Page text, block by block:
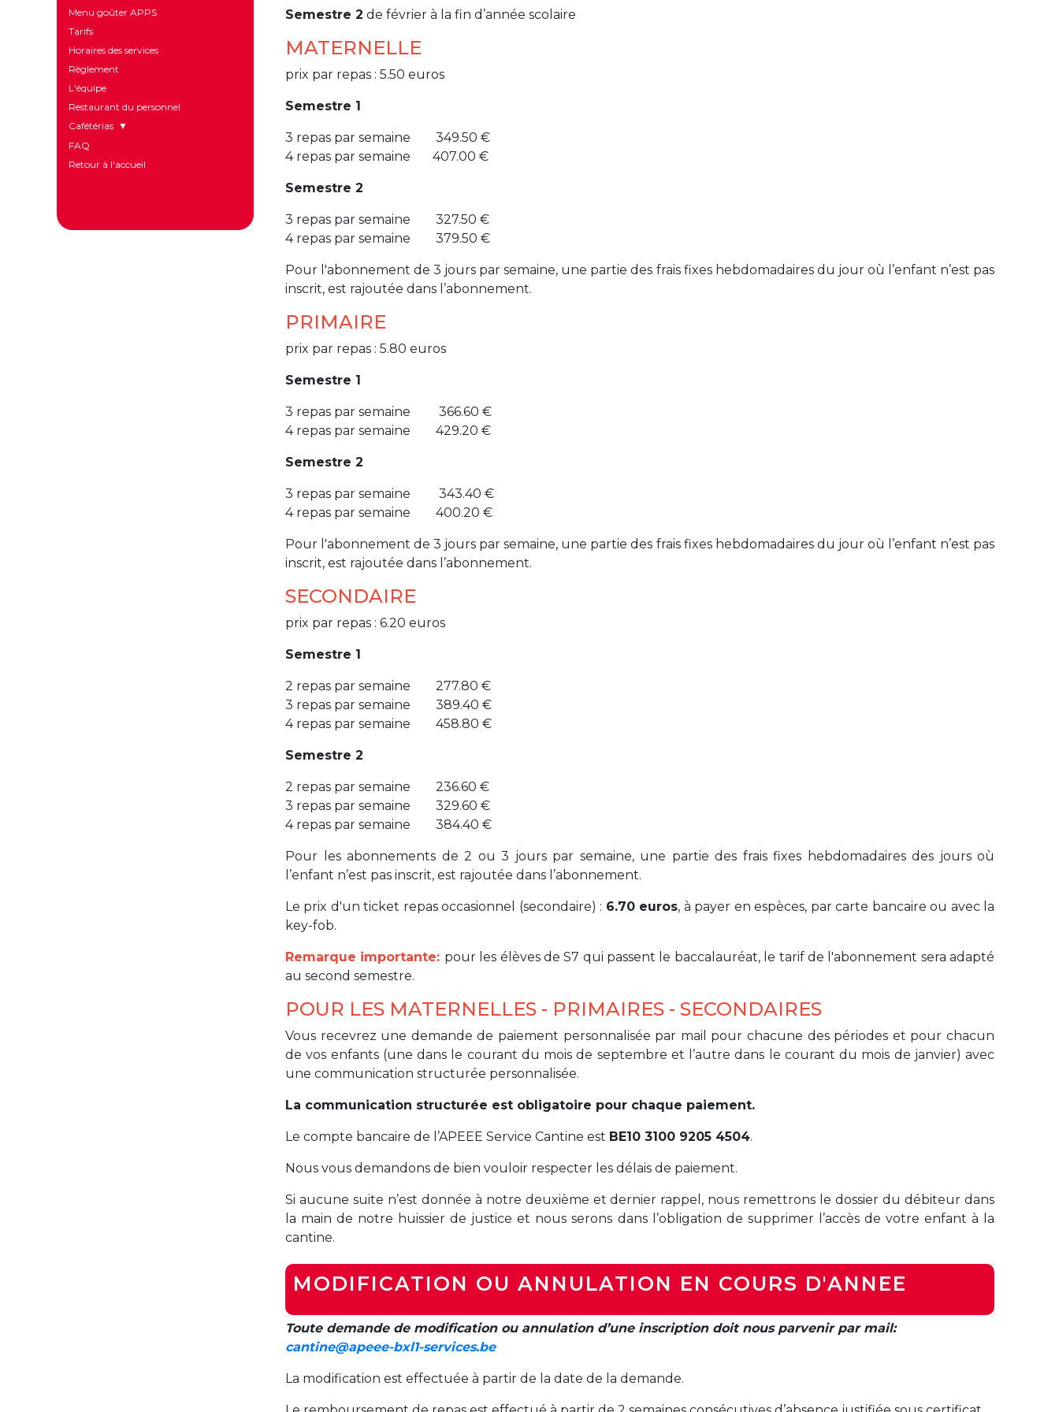
Activités périscolaires Uccle
+32 (0)2 375 31 35
+32 (0)2 374 76 75
cantine@apeee-bxl1-services.be
BE10 3100 9205 4504
Casiers
BE52 3101 4777 1809
Coordination & Direction
+32 (0)2 375 94 84
coordination@apeee-bxl1-services.be
periscolaire.berkendael@apeee-bxl1-services.be
BE91 3631 6790 0976
Garderie Uccle
+32 (0)2 375 31 35
garderie@apeee-bxl1-services.be
BE72 3100 8650 7316
+32 (0)2 373 87 68
casiers@apeee-bxl1-services.be
BE52 3101 4777 1809
Natation (toutes les écoles)
+32 (0)2 375 31 35
natation@apeee-bxl1-services.be
BE30 3100 2003 2711
+32 (0)2 374 70 46
transport@apeee-bxl1-services.be
BE77 3100 8642 2642
Menu goûter APPS
Tarifs
Horaires des services
Règlement
L'équipe
Restaurant du personnel
Cafétérias
Chargement
la
clé
FAQ
Retour à l'accueil
Semestre 2 de février à la fin d’année scolaire
MATERNELLE
prix par repas : 5.50 euros
Semestre 1
3 repas par semaine 349.50 €
4 repas par semaine 407.00 €
Semestre 2
3 repas par semaine 327.50 €
4 repas par semaine 379.50 €
Pour l'abonnement de 3 jours par semaine, une partie des frais fixes hebdomadaires du jour où l’enfant n’est pas
inscrit, est rajoutée dans l’abonnement.
PRIMAIRE
prix par repas : 5.80 euros
Semestre 1
3 repas par semaine 366.60 €
4 repas par semaine 429.20 €
Semestre 2
3 repas par semaine 343.40 €
4 repas par semaine 400.20 €
Pour l'abonnement de 3 jours par semaine, une partie des frais fixes hebdomadaires du jour où l’enfant n’est pas
inscrit, est rajoutée dans l’abonnement.
SECONDAIRE
prix par repas : 6.20 euros
Semestre 1
2 repas par semaine 277.80 €
3 repas par semaine 389.40 €
4 repas par semaine 458.80 €
Semestre 2
2 repas par semaine 236.60 €
3 repas par semaine 329.60 €
4 repas par semaine 384.40 €
Pour les abonnements de 2 ou 3 jours par semaine, une partie des frais fixes hebdomadaires des jours où
l’enfant n’est pas inscrit, est rajoutée dans l’abonnement.
Le prix d'un ticket repas occasionnel (secondaire) : 6.70 euros, à payer en espèces, par carte bancaire ou avec la
key-fob.
Remarque importante: pour les élèves de S7 qui passent le baccalauréat, le tarif de l'abonnement sera adapté
au second semestre.
POUR LES MATERNELLES - PRIMAIRES - SECONDAIRES
Vous recevrez une demande de paiement personnalisée par mail pour chacune des périodes et pour chacun
de vos enfants (une dans le courant du mois de septembre et l’autre dans le courant du mois de janvier) avec
une communication structurée personnalisée.
La communication structurée est obligatoire pour chaque paiement.
Le compte bancaire de l’APEEE Service Cantine est BE10 3100 9205 4504.
Nous vous demandons de bien vouloir respecter les délais de paiement.
Si aucune suite n’est donnée à notre deuxième et dernier rappel, nous remettrons le dossier du débiteur dans
la main de notre huissier de justice et nous serons dans l’obligation de supprimer l’accès de votre enfant à la
cantine.
MODIFICATION OU ANNULATION EN COURS D'ANNEE
Toute demande de modification ou annulation d’une inscription doit nous parvenir par mail:
cantine@apeee-bxl1-services.be
La modification est effectuée à partir de la date de la demande.